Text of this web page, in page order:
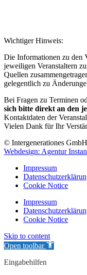
Wichtiger Hinweis:
Die Informationen zu den
jeweiligen Veranstaltern
Quellen
gelegentlich zu
Bei Fragen zu Terminen
sich bitte direkt an den
Kontaktdaten der
Vielen Dank für Ihr
© Intergenerationes
Webdesign: Agentur
Impressum
Cookie Notice
Impressum
Cookie Notice
Skip to content
Open toolbar
Eingabehilfen